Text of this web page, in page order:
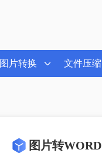
图片转换 文件压缩
图片转WORD